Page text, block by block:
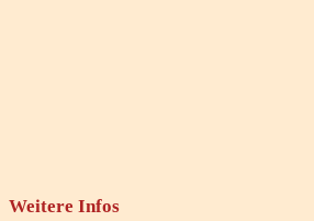
Weitere Infos